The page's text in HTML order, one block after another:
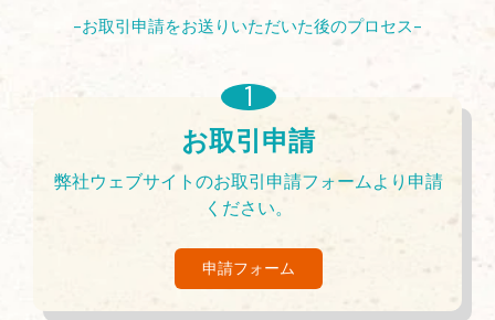
-お取引申請をお送りいただいた後のプロセス-
お取引申請
弊社ウェブサイトのお取引申請フォームより申請
ください。
申請フォーム